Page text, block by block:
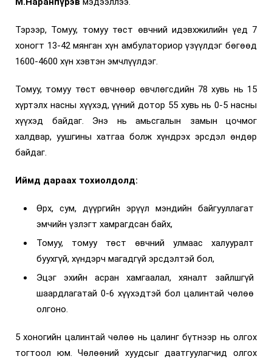
Тэрээр, Томуу, томуу төст өвчний идэвхжилийн үед 7
хоногт 13-42 мянган хүн амбулаториор үзүүлдэг бөгөөд
1600-4600 хүн хэвтэн эмчлүүлдэг.
Томуу, томуу төст өвчнөөр өвчлөгсдийн 78 хувь нь 15
хүртэлх насны хүүхэд, үүний дотор 55 хувь нь 0-5 насны
хүүхэд байдаг. Энэ нь амьсгалын замын цочмог
халдвар, уушгины хатгаа болж хүндрэх эрсдэл өндөр
байдаг.
Иймд дараах тохиолдолд:
Өрх, сум, дүүргийн эрүүл мэндийн байгууллагат
эмчийн үзлэгт хамрагдсан байх,
Томуу, томуу төст өвчний улмаас халууралт
буухгүй, хүндэрч магадгүй эрсдэлтэй бол,
Эцэг эхийн асран хамгаалал, хяналт зайлшгүй
шаардлагатай 0-6 хүүхэдтэй бол цалинтай чөлөө
олгоно.
5 хоногийн цалинтай чөлөө нь цалинг бүтнээр нь олгох
тогтоол юм. Чөлөөний хуудсыг даатгуулагчид олгох